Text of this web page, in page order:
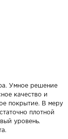
Умное решение
качество и
покрытие. В меру
плотной
уровень.